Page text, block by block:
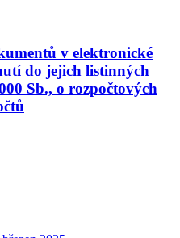
v elektronické
do jejich listinných
Sb., o rozpočtových